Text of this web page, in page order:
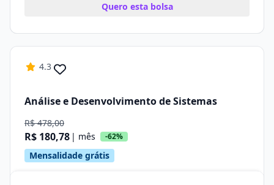
Quero esta bolsa
4.3
Análise e Desenvolvimento de Sistemas
R$ 478,00
R$ 180,78 | mês -62%
Mensalidade grátis